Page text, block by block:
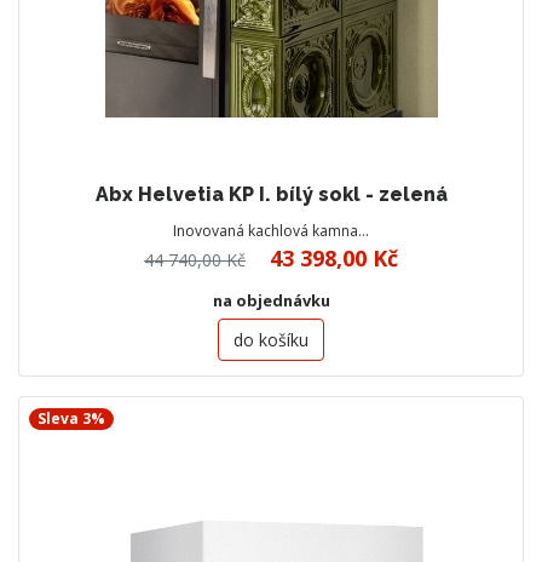
Abx Helvetia KP I. bílý sokl - zelená
Inovovaná kachlová kamna…
44 740,00 Kč 43 398,00 Kč
na objednávku
do košíku
Sleva 3%